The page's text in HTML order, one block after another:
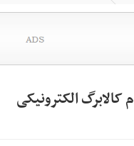
الکترونیکی